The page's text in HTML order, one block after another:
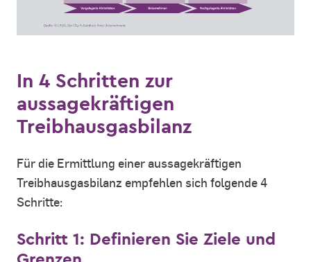
In 4 Schritten zur
aussagekräftigen
Treibhausgasbilanz
Für die Ermittlung einer aussagekräftigen
Treibhausgasbilanz empfehlen sich folgende 4
Schritte:
Schritt 1: Definieren Sie Ziele und